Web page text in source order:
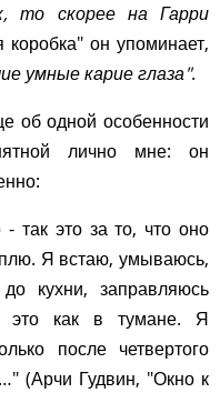
то скорее на Гарри
он упоминает,
умные карие глаза".
об одной особенности
лично мне: он
так это за то, что оно
Я встаю, умываюсь,
кухни, заправляюсь
это как в тумане. Я
после четвертого
(Арчи Гудвин, "Окно к